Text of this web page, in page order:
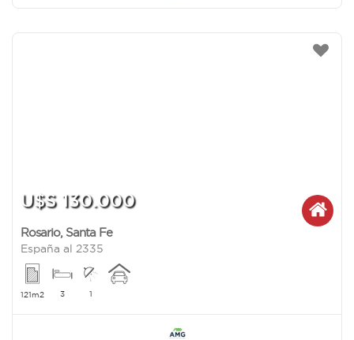
U$S 130.000
Rosario, Santa Fe
España al 2335
121m2 3 1